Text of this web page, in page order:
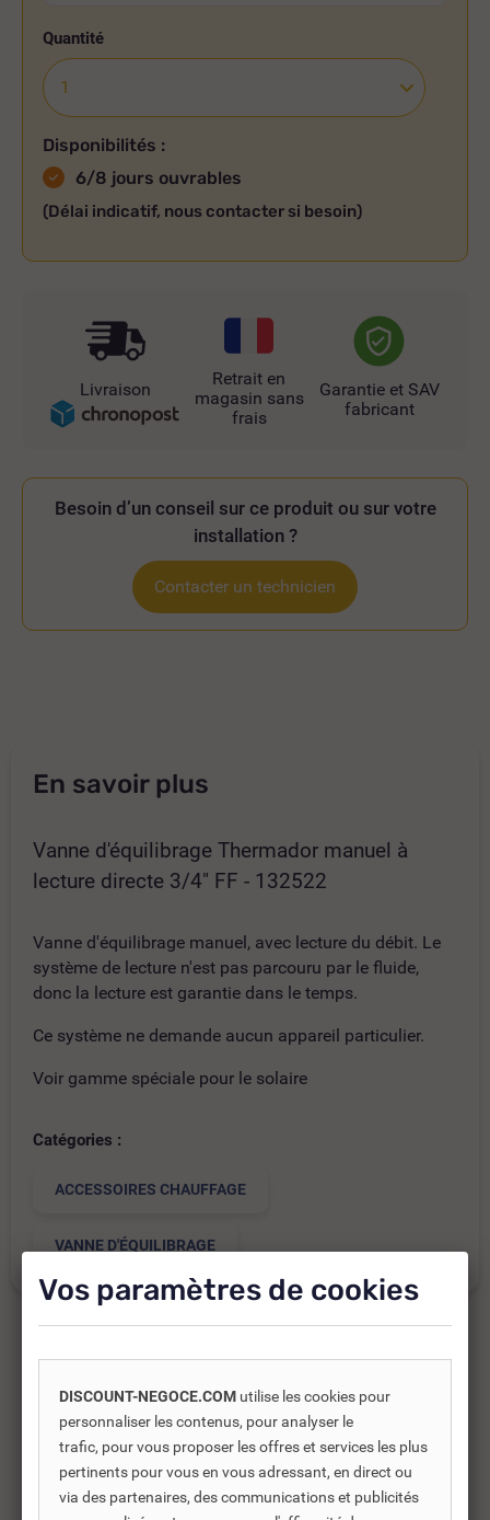
Quantité
Disponibilités :
6/8 jours ouvrables
(Délai indicatif, nous contacter si besoin)
Livraison
Retrait en
magasin sans
frais
Garantie et SAV
fabricant
Besoin d’un conseil sur ce produit ou sur votre
installation ?
Contacter un technicien
En savoir plus
Vanne d'équilibrage Thermador manuel à
lecture directe 3/4" FF - 132522
Vanne d'équilibrage manuel, avec lecture du débit. Le
système de lecture n'est pas parcouru par le fluide,
donc la lecture est garantie dans le temps.
Ce système ne demande aucun appareil particulier.
Voir gamme spéciale pour le solaire
Catégories :
ACCESSOIRES CHAUFFAGE
VANNE D'ÉQUILIBRAGE
Produits complémentaires
Les produits complémentaires sont généralement des
produits connexes ou associés. Ils vous permettent soit
d’améliorer l’utilisation soit répondre à des besoins
supplémentaires.
Vos paramètres de cookies
DISCOUNT-NEGOCE.COM utilise les cookies pour
personnaliser les contenus, pour analyser le
trafic, pour vous proposer les offres et services les plus
pertinents pour vous en vous adressant, en direct ou
via des partenaires, des communications et publicités